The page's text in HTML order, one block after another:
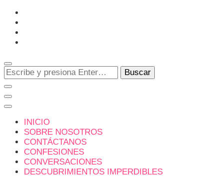
Matiz
Un espacio editorial donde pongo en palabras aquello que
muchos sentimos y pocos sabemos cómo explicar y
donde también compartiré contigo las cosas que me
conmueven, me sorprenden o creo que merecen ser
¿Buscas
algo?
INICIO
SOBRE NOSOTROS
CONTÁCTANOS
CONFESIONES
CONVERSACIONES
DESCUBRIMIENTOS IMPERDIBLES